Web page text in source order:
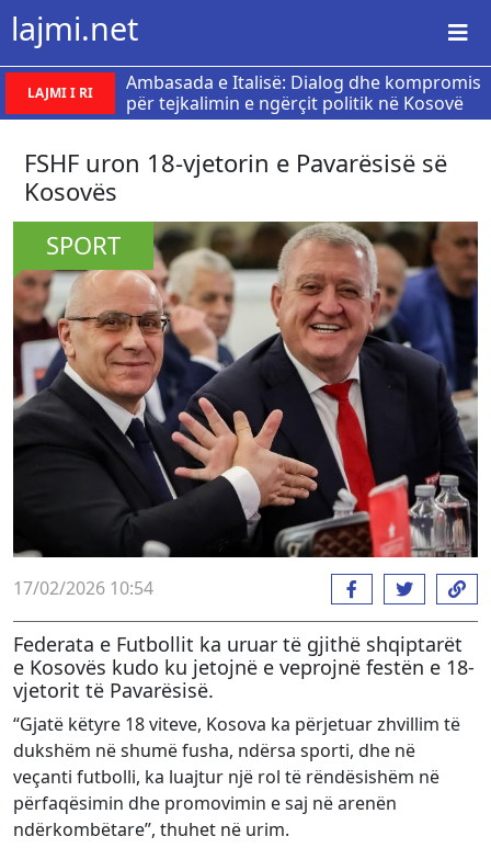
lajmi.net
LAJMI I RI
Ambasada e Italisë: Dialog dhe kompromis
për tejkalimin e ngërçit politik në Kosovë
FSHF uron 18-vjetorin e Pavarësisë së
Kosovës
SPORT
17/02/2026 10:54
Federata e Futbollit ka uruar të gjithë shqiptarët
e Kosovës kudo ku jetojnë e veprojnë festën e 18-
vjetorit të Pavarësisë.
“Gjatë këtyre 18 viteve, Kosova ka përjetuar zhvillim të
dukshëm në shumë fusha, ndërsa sporti, dhe në
veçanti futbolli, ka luajtur një rol të rëndësishëm në
përfaqësimin dhe promovimin e saj në arenën
ndërkombëtare”, thuhet në urim.